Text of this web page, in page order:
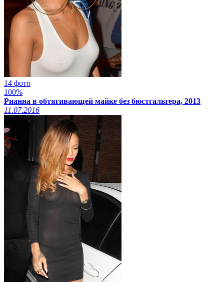
14 фото
100%
Рианна в обтягивающей майке без бюстгальтера, 2013
11.07.2016